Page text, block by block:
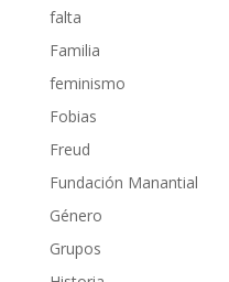
falta
Familia
feminismo
Fobias
Freud
Fundación Manantial
Género
Grupos